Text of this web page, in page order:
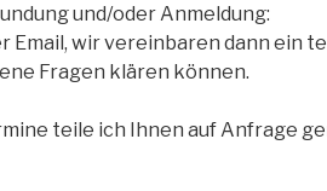
und/oder Anmeldung:
Email, wir vereinbaren dann ein
Fragen klären können.
teile ich Ihnen auf Anfrage